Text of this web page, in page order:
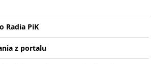
Radia PiK
z portalu